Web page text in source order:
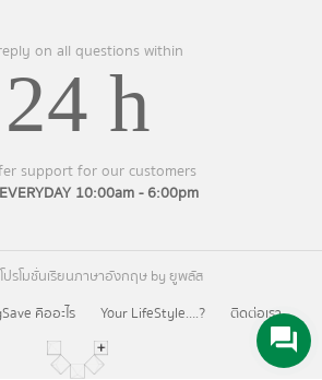
on all questions within
24 h
support for our customers
10:00am - 6:00pm
ปรโมชั่นเรียนภาษาอังกฤษ by ยูพลัส
คืออะไร Your LifeStyle….? ติดต่อเรา